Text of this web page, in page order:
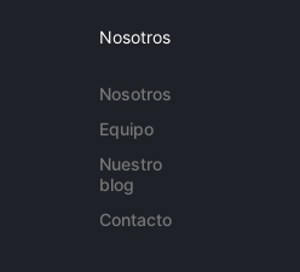
Nosotros
Nosotros
Equipo
Nuestro
blog
Contacto